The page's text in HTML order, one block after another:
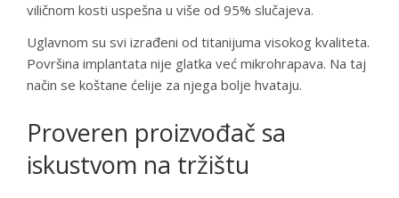
viličnom kosti uspešna u više od 95% slučajeva.
Uglavnom su svi izrađeni od titanijuma visokog kvaliteta.
Površina implantata nije glatka već mikrohrapava. Na taj
način se koštane ćelije za njega bolje hvataju.
Proveren proizvođač sa
iskustvom na tržištu